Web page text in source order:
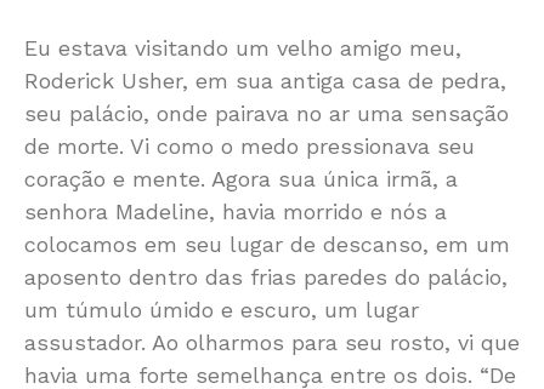
Eu estava visitando um velho amigo meu,
Roderick Usher, em sua antiga casa de pedra,
seu palácio, onde pairava no ar uma sensação
de morte. Vi como o medo pressionava seu
coração e mente. Agora sua única irmã, a
senhora Madeline, havia morrido e nós a
colocamos em seu lugar de descanso, em um
aposento dentro das frias paredes do palácio,
um túmulo úmido e escuro, um lugar
assustador. Ao olharmos para seu rosto, vi que
havia uma forte semelhança entre os dois. “De